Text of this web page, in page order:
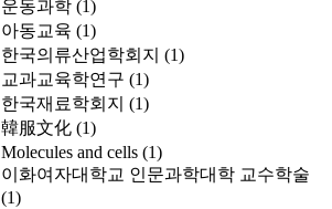
운동과학 (1)
아동교육 (1)
한국의류산업학회지 (1)
교과교육학연구 (1)
한국재료학회지 (1)
韓服文化 (1)
Molecules and cells (1)
이화여자대학교 인문과학대학 교수학술
(1)